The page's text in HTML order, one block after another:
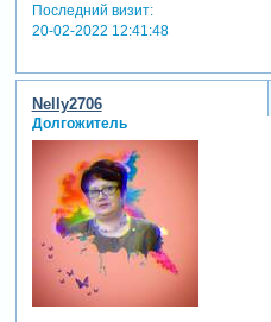
Последний визит:
20-02-2022 12:41:48
Nelly2706
Долгожитель